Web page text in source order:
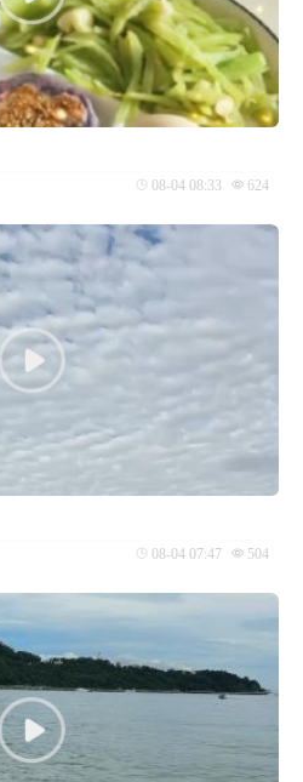
08-04 08:33 624
08-04 07:47 504